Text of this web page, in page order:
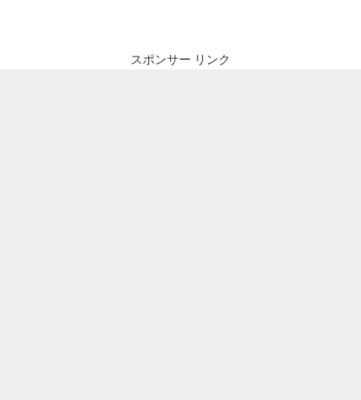
スポンサー リンク